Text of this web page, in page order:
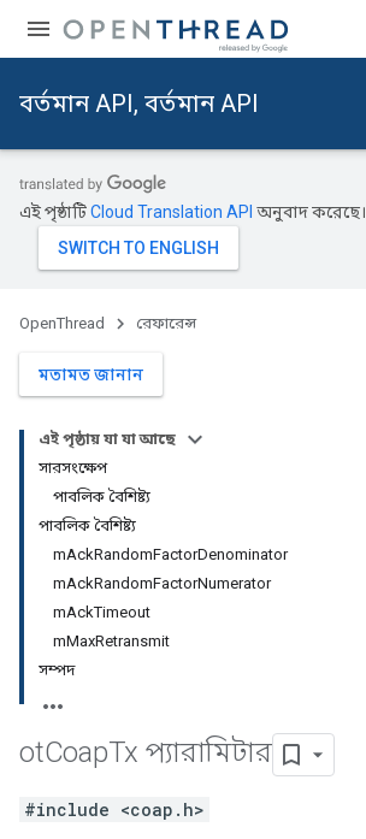
বর্তমান API, বর্তমান API
এই পৃষ্ঠাটিCloud Translation API অনুবাদ করেছে।
OpenThread রেফারেন্স
মতামত জানান
এই পৃষ্ঠায় যা যা আছে
সারসংক্ষেপ
পাবলিক বৈশিষ্ট্য
পাবলিক বৈশিষ্ট্য
mAckRandomFactorDenominator
mAckRandomFactorNumerator
mAckTimeout
mMaxRetransmit
সম্পদ
otCoapTx প্যারামিটার
#include <coap.h>